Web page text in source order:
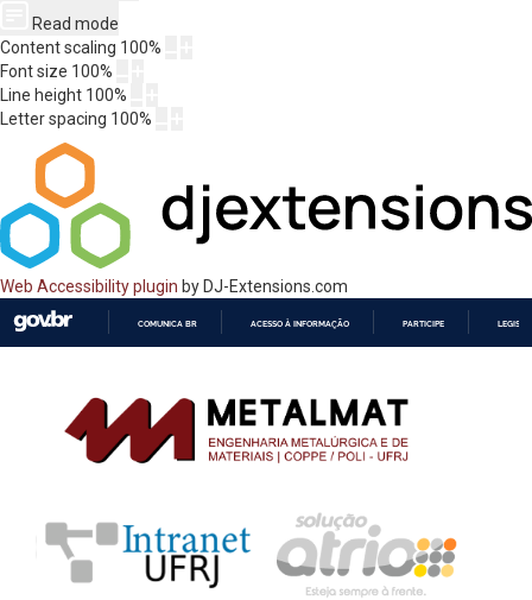
Read mode
Content scaling 100%
Font size 100%
Line height 100%
Letter spacing 100%
Web Accessibility plugin by DJ-Extensions.com
CONTEÚDO
COMUNICA BR ACESSO À INFORMAÇÃO PARTICIPE